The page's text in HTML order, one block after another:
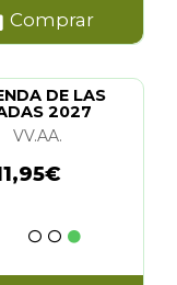
Comprar
DE LAS
2027
VV.AA.